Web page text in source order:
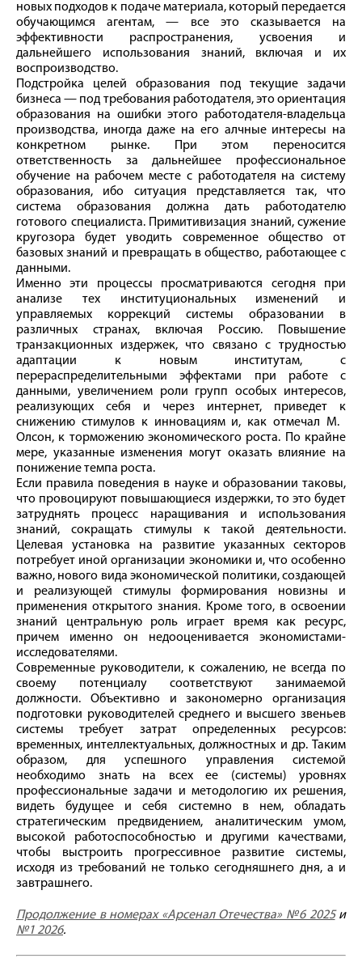
новых подходов к подаче материала, который передается
обучающимся агентам, — все это сказывается на
эффективности распространения, усвоения и
дальнейшего использования знаний, включая и их
воспроизводство.
Подстройка целей образования под текущие задачи
бизнеса — под требования работодателя, это ориентация
образования на ошибки этого работодателя-владельца
производства, иногда даже на его алчные интересы на
конкретном рынке. При этом переносится
ответственность за дальнейшее профессиональное
обучение на рабочем месте с работодателя на систему
образования, ибо ситуация представляется так, что
система образования должна дать работодателю
готового специалиста. Примитивизация знаний, сужение
кругозора будет уводить современное общество от
базовых знаний и превращать в общество, работающее с
данными.
Именно эти процессы просматриваются сегодня при
анализе тех институциональных изменений и
управляемых коррекций системы образовании в
различных странах, включая Россию. Повышение
транзакционных издержек, что связано с трудностью
адаптации к новым институтам, с
перераспределительными эффектами при работе с
данными, увеличением роли групп особых интересов,
реализующих себя и через интернет, приведет к
снижению стимулов к инновациям и, как отмечал М.
Олсон, к торможению экономического роста. По крайне
мере, указанные изменения могут оказать влияние на
понижение темпа роста.
Если правила поведения в науке и образовании таковы,
что провоцируют повышающиеся издержки, то это будет
затруднять процесс наращивания и использования
знаний, сокращать стимулы к такой деятельности.
Целевая установка на развитие указанных секторов
потребует иной организации экономики и, что особенно
важно, нового вида экономической политики, создающей
и реализующей стимулы формирования новизны и
применения открытого знания. Кроме того, в освоении
знаний центральную роль играет время как ресурс,
причем именно он недооценивается экономистами-
исследователями.
Современные руководители, к сожалению, не всегда по
своему потенциалу соответствуют занимаемой
должности. Объективно и закономерно организация
подготовки руководителей среднего и высшего звеньев
системы требует затрат определенных ресурсов:
временных, интеллектуальных, должностных и др. Таким
образом, для успешного управления системой
необходимо знать на всех ее (системы) уровнях
профессиональные задачи и методологию их решения,
видеть будущее и себя системно в нем, обладать
стратегическим предвидением, аналитическим умом,
высокой работоспособностью и другими качествами,
чтобы выстроить прогрессивное развитие системы,
исходя из требований не только сегодняшнего дня, а и
завтрашнего.
Продолжение в номерах «Арсенал Отечества» №6 2025и
№1 2026.